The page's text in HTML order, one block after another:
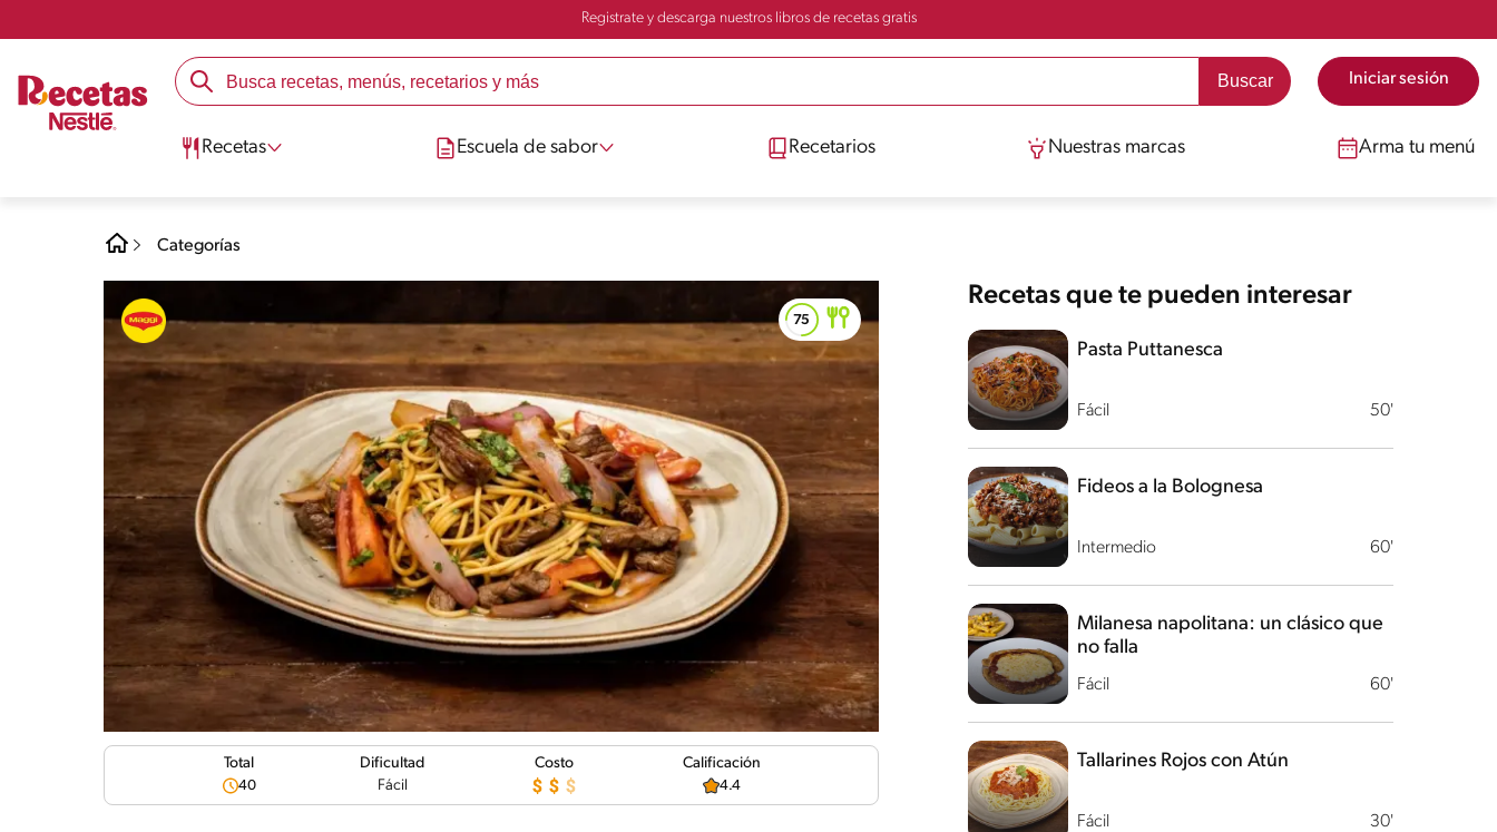
Registrate y descarga nuestros libros de recetas gratis
Iniciar sesión
Recetas Escuela de sabor Recetarios Nuestras marcas Arma tu menú
Categorías
Total
40
Dificultad
Fácil
Costo Calificación
4.4
Recetas que te pueden interesar
Fácil 50'
Pasta Puttanesca
Intermedio 60'
Fideos a la Bolognesa
Fácil 60'
Milanesa napolitana: un clásico que
no falla
Fácil 30'
Tallarines Rojos con Atún